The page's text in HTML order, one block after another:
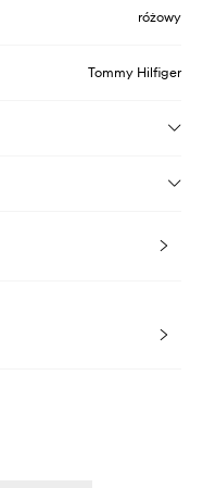
różowy
Tommy Hilfiger